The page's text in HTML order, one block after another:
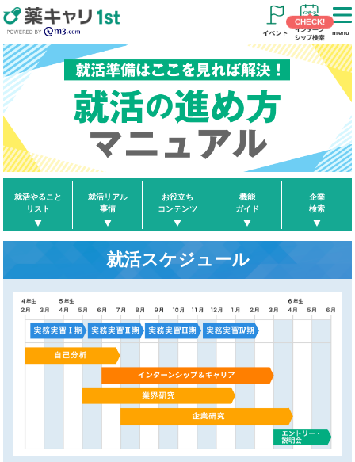
CHECK!
menu
就活やること
リスト
就活リアル
事情
お役立ち
コンテンツ
機能
ガイド
企業
検索
就活スケジュール